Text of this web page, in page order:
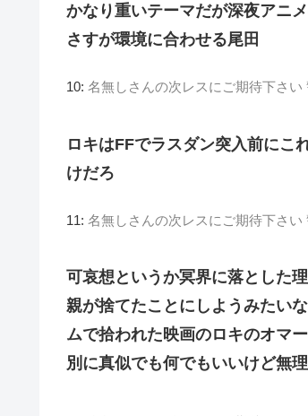
かなり重いテーマだが深夜アニ
さすが環境に合わせる尾田
10: 名無しさんの次レスにご期待下さい
ロキはFFでラスダン突入前にこ
けだろ
11: 名無しさんの次レスにご期待下さい
可哀想というか冥界に落とした
親が捨てたことにしようみたい
ムで拾われた映画のロキのオマ
別に真似でも何でもいいけど無